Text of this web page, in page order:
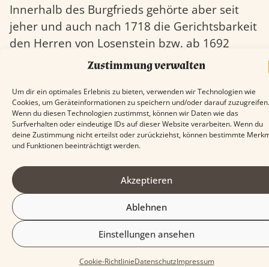
Zustimmung verwalten
Um dir ein optimales Erlebnis zu bieten, verwenden wir Technologien wie
Cookies, um Geräteinformationen zu speichern und/oder darauf zuzugreifen.
Wenn du diesen Technologien zustimmst, können wir Daten wie das
Surfverhalten oder eindeutige IDs auf dieser Website verarbeiten. Wenn du
deine Zustimmung nicht erteilst oder zurückziehst, können bestimmte
und Funktionen beeinträchtigt werden.
Akzeptieren
Ablehnen
Einstellungen ansehen
Cookie-RichtlinieDatenschutzImpressum
Innerhalb des Burgfrieds gehörte aber seit
jeher und auch nach 1718 die Gerichtsbarkeit
den Herren von Losenstein bzw. ab 1692
deren Erben, den Fürsten von Auersperg.
Die Grundherrschaft war das Verfügungsrecht
einer Herrschaft über Grund und Boden und
Besitzes und zur Eintreibung der Abgaben aus
diesen Gütern.
Das hier zuständige „Losensteiner Amt“
wurde 1252 von Ternberg getrennt und
umfaßte Häuser im Ort Losenstein, aber auch